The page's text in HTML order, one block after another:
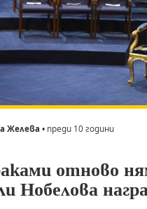
Желева • преди 10 години
отново
Нобелова